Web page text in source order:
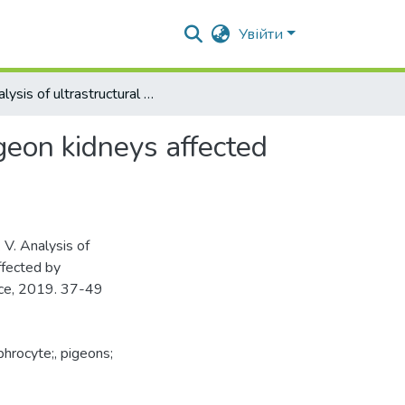
Увійти
Analysis of ultrastructural morphometric changes of pigeon kidneys affected by colibacteriosis
kidneys affected
V. Analysis of
by
2019. 37-49
, pigeons;